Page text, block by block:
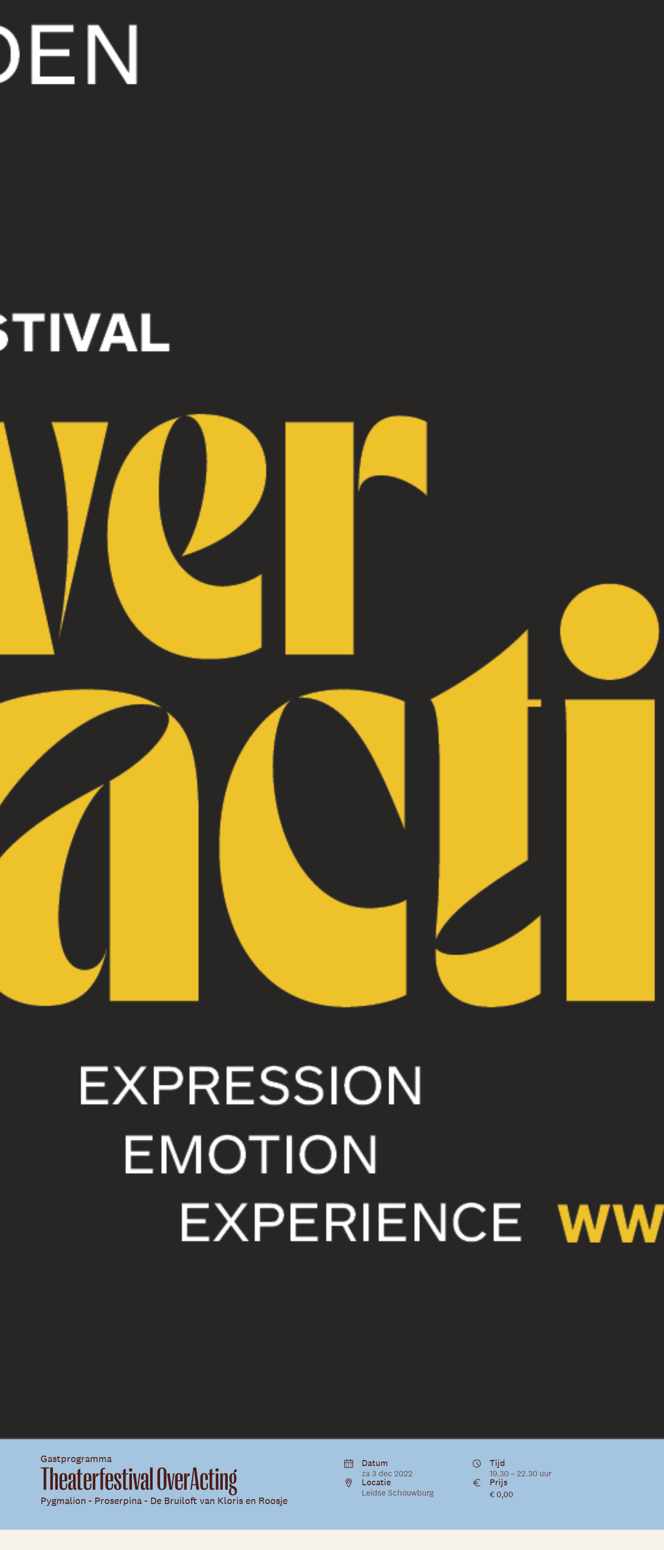
Gastprogramma
Theaterfestival OverActing
Pygmalion - Proserpina - De Bruiloft van Kloris en Roosje
Datum
za 3 dec 2022
Tijd
19.30 ~ 22.30 uur
Locatie
Leidse Schouwburg
Prijs
€ 0,00